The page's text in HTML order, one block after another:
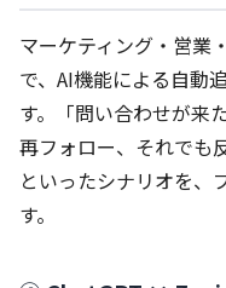
マーケティング・営業
で、AI機能による自動
す。「問い合わせが来
再フォロー、それでも
といったシナリオを、
す。